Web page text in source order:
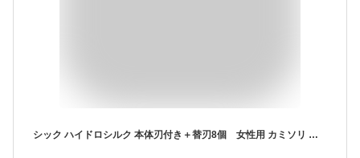
シック ハイドロシルク 本体刃付き＋替刃8個 女性用 カミソリ 替え刃 女性用カミソリ 女性用剃刀 剃刀 交換 レディース shick HYDRO Silk 8枚 8コ 女性 ムダ毛 産毛 顔そり 顔剃り ビキニライン シックハイドロ 敏感肌 しっとり 潤い ヒアルロン酸 クラブセット